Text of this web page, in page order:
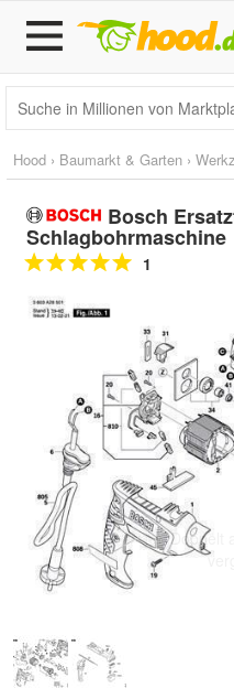
Hood › Baumarkt & Garten ›
Bosch
Schlagbohrmaschine
1
Doppelt